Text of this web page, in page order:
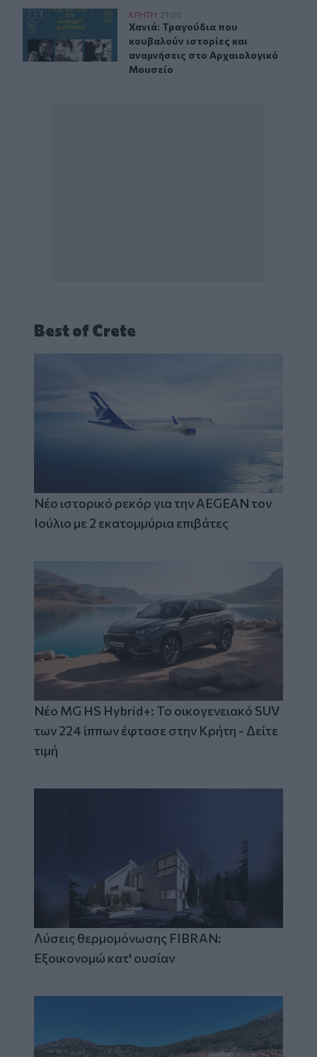
Χανιά: Τραγούδια που κουβαλούν ιστορίες και
ΚΡΗΤΗ 21:00
Χανιά: Τραγούδια που κουβαλούν
Χανιά: Τραγούδια που
κουβαλούν ιστορίες και
αναμνήσεις στο Αρχαιολογικό
Μουσείο
Best of Crete
Νέο ιστορικό ρεκόρ για την AEGEAN τον
Ιούλιο με 2 εκατομμύρια επιβάτες
Νέο MG HS Hybrid+: Το οικογενειακό SUV
των 224 ίππων έφτασε στην Κρήτη - Δείτε
τιμή
Λύσεις θερμομόνωσης FIBRAN:
Εξοικονομώ κατ' ουσίαν